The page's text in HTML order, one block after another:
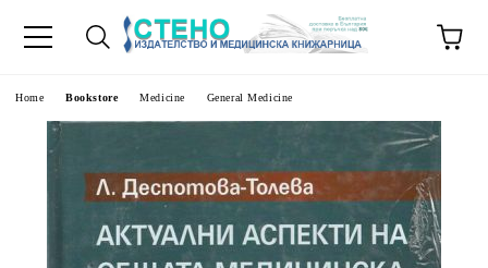
Home Bookstore Medicine General Medicine